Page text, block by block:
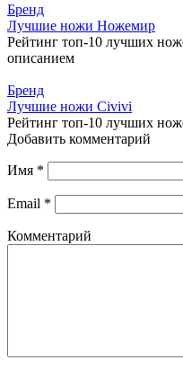
Бренд
Лучшие ножи Ножемир
Рейтинг топ-10 лучших
описанием
Бренд
Лучшие ножи Civivi
Рейтинг топ-10 лучших
Добавить комментарий
Имя *
Email *
Комментарий